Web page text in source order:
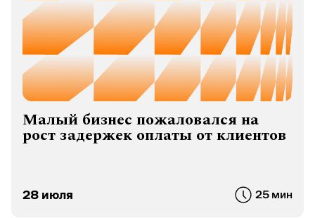
Малый бизнес пожаловался на
рост задержек оплаты от клиентов
28 июля 25 мин